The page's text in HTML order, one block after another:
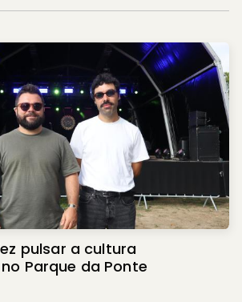
fez pulsar a cultura
Parque da Ponte